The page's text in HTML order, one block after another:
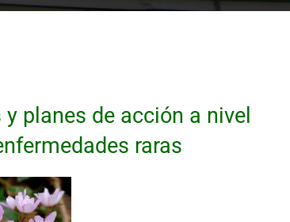
planes de acción a nivel
raras